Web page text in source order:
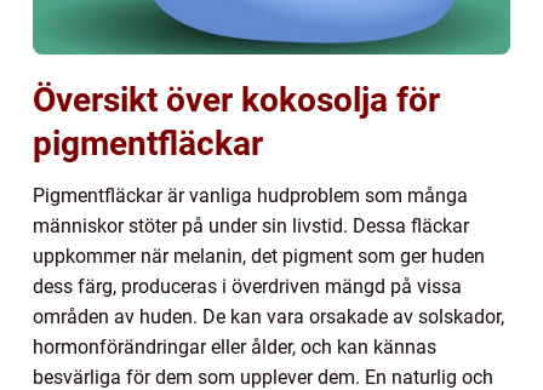
Översikt över kokosolja för
pigmentfläckar
Pigmentfläckar är vanliga hudproblem som många
människor stöter på under sin livstid. Dessa fläckar
uppkommer när melanin, det pigment som ger huden
dess färg, produceras i överdriven mängd på vissa
områden av huden. De kan vara orsakade av solskador,
hormonförändringar eller ålder, och kan kännas
besvärliga för dem som upplever dem. En naturlig och